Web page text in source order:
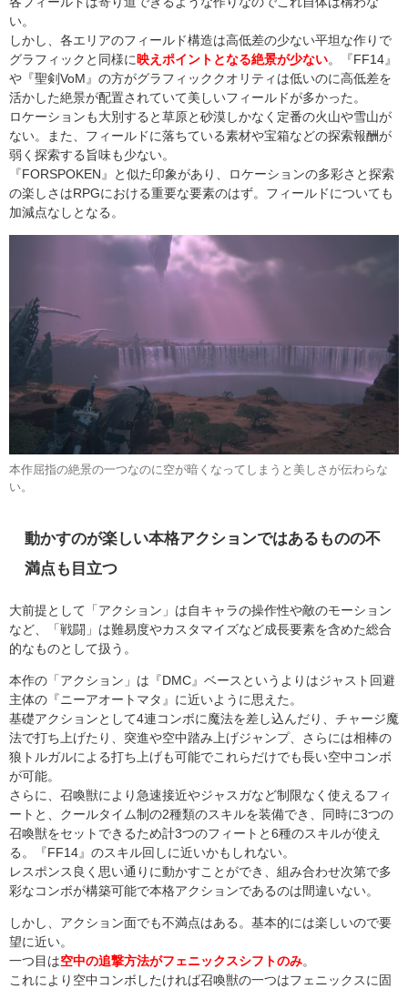
い。
しかし、各エリアのフィールド構造は高低差の少ない平坦な作りで
グラフィックと同様に 映えポイントとなる絶景が少ない。『FF14』
や『聖剣VoM』の方がグラフィッククオリティは低いのに高低差を
活かした絶景が配置されていて美しいフィールドが多かった。
ロケーションも大別すると草原と砂漠しかなく定番の火山や雪山が
ない。また、フィールドに落ちている素材や宝箱などの探索報酬が
弱く探索する旨味も少ない。
『FORSPOKEN』と似た印象があり、ロケーションの多彩さと探索
の楽しさはRPGにおける重要な要素のはず。フィールドについても
加減点なしとなる。
本作屈指の絶景の一つなのに空が暗くなってしまうと美しさが伝わらな
い。
動かすのが楽しい本格アクションではあるものの不
満点も目立つ
大前提として「アクション」は自キャラの操作性や敵のモーション
など、「戦闘」は難易度やカスタマイズなど成長要素を含めた総合
的なものとして扱う。
本作の「アクション」は『DMC』ベースというよりはジャスト回避
主体の『ニーアオートマタ』に近いように思えた。
基礎アクションとして4連コンボに魔法を差し込んだり、チャージ魔
法で打ち上げたり、突進や空中踏み上げジャンプ、さらには相棒の
狼トルガルによる打ち上げも可能でこれらだけでも長い空中コンボ
が可能。
さらに、召喚獣により急速接近やジャスガなど制限なく使えるフィ
ートと、クールタイム制の2種類のスキルを装備でき、同時に3つの
召喚獣をセットできるため計3つのフィートと6種のスキルが使え
る。『FF14』のスキル回しに近いかもしれない。
レスポンス良く思い通りに動かすことができ、組み合わせ次第で多
彩なコンボが構築可能で本格アクションであるのは間違いない。
しかし、アクション面でも不満点はある。基本的には楽しいので要
望に近い。
一つ目は空中の追撃方法がフェニックスシフトのみ
これにより空中コンボしたければ召喚獣の一つはフェニックスに固